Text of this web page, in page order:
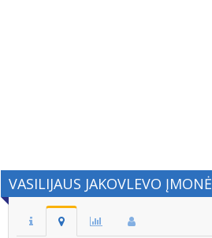
VASILIJAUS JAKOVLEVO ĮMONĖ